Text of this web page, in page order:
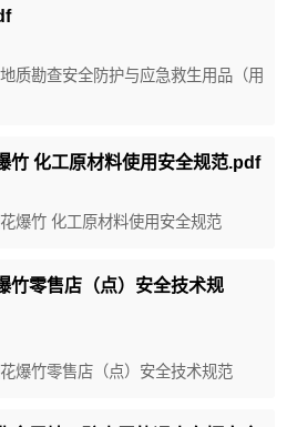
质勘查安全防护与应急救生用品（用
竹 化工原材料使用安全规范.pdf
爆竹 化工原材料使用安全规范
竹零售店（点）安全技术规
爆竹零售店（点）安全技术规范